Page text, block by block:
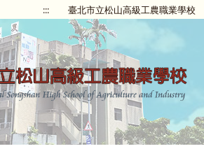
::: 臺北市立松山高級工農職業學校